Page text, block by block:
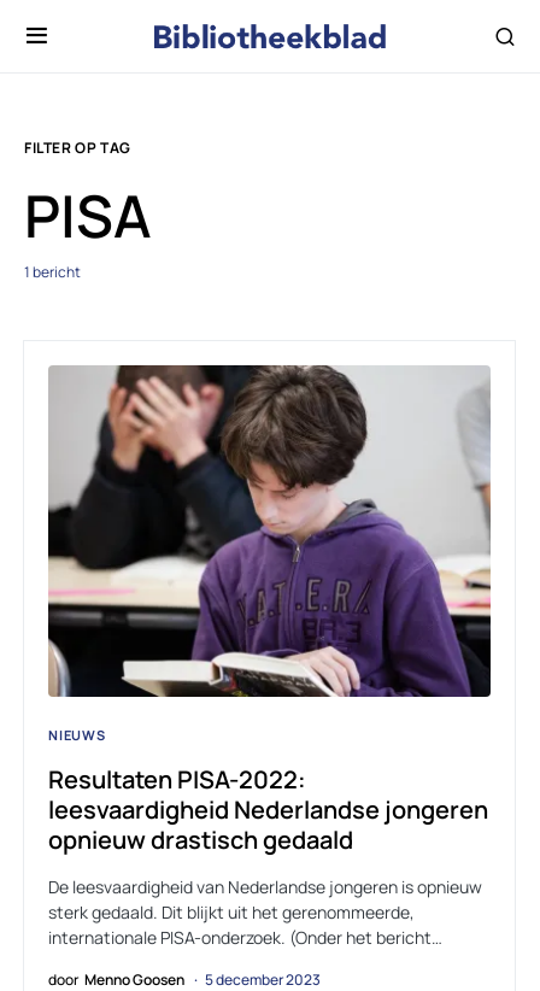
FILTER OP TAG
PISA
1 bericht
NIEUWS
Resultaten PISA-2022:
leesvaardigheid Nederlandse jongeren
opnieuw drastisch gedaald
De leesvaardigheid van Nederlandse jongeren is opnieuw
sterk gedaald. Dit blijkt uit het gerenommeerde,
internationale PISA-onderzoek. (Onder het bericht…
door Menno Goosen 5 december 2023